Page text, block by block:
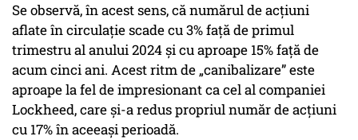
Se observă, în acest sens, că numărul de acțiuni
aflate în circulație scade cu 3% față de primul
trimestru al anului 2024 și cu aproape 15% față de
acum cinci ani. Acest ritm de „canibalizare” este
aproape la fel de impresionant ca cel al companiei
Lockheed, care și-a redus propriul număr de acțiuni
cu 17% în aceeași perioadă.